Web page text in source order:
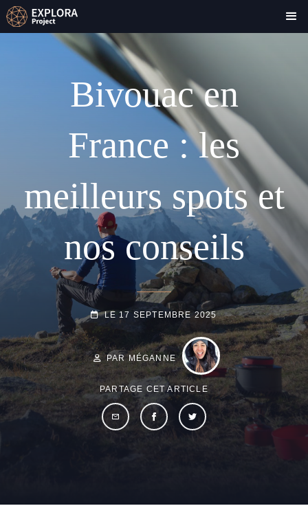
Bivouac en
France : les
meilleurs spots et
nos conseils
POSTED-
LE 17 SEPTEMBRE 2025
LINE
PAR MÉGANNE
PARTAGE CET ARTICLE